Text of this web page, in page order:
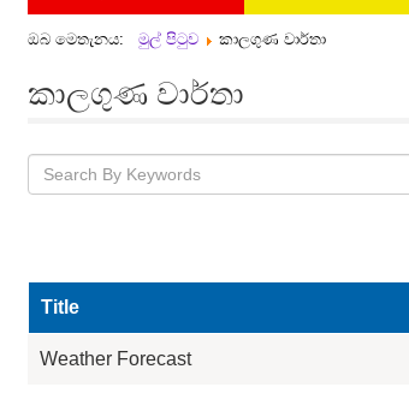
ඔබ මෙතැනය: මුල් පිටුව කාලගුණ වාර්තා
කාලගුණ වාර්තා
Title
Weather Forecast